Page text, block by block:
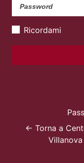
Ricordami
← Torna a